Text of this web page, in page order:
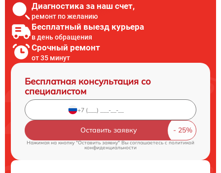
Диагностика за наш счет,
ремонт по желанию
Бесплатный выезд курьера
в день обращения
Срочный ремонт
от 35 минут
Бесплатная консультация со
специалистом
Оставить заявку
Нажимая на кнопку "Оставить заявку" Вы соглашаетесь cполитикой
конфиденциальности